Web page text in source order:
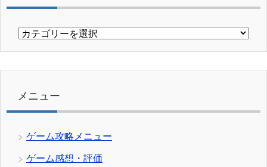
カ
リ
メニュー
ゲーム攻略メニュー
ゲーム感想・評価